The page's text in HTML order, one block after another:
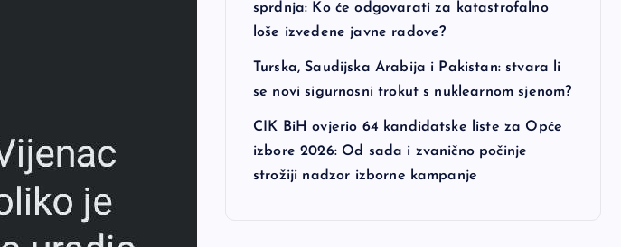
sprdnja: Ko će odgovarati za katastrofalno
loše izvedene javne radove?
Turska, Saudijska Arabija i Pakistan: stvara li
se novi sigurnosni trokut s nuklearnom sjenom?
CIK BiH ovjerio 64 kandidatske liste za Opće
izbore 2026: Od sada i zvanično počinje
strožiji nadzor izborne kampanje